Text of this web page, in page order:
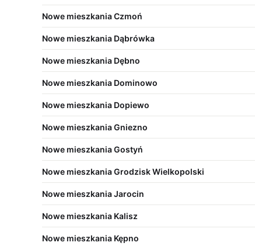
Nowe mieszkania Czmoń
Nowe mieszkania Dąbrówka
Nowe mieszkania Dębno
Nowe mieszkania Dominowo
Nowe mieszkania Dopiewo
Nowe mieszkania Gniezno
Nowe mieszkania Gostyń
Nowe mieszkania Grodzisk Wielkopolski
Nowe mieszkania Jarocin
Nowe mieszkania Kalisz
Nowe mieszkania Kępno